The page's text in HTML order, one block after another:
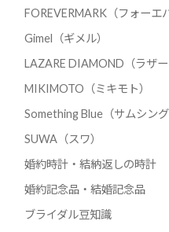
FOREVERMARK（フォーエ
Gimel（ギメル）
LAZARE DIAMOND（ラザー
MIKIMOTO（ミキモト）
Something Blue（サムシング
SUWA（スワ）
婚約時計・結納返しの時計
婚約記念品・結婚記念品
ブライダル豆知識